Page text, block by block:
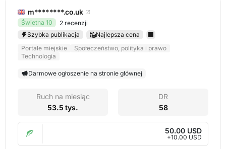
m********.co.uk
Świetna 10
2 recenzji
Szybka publikacja
Najlepsza cena
Portale miejskie
Społeczeństwo, polityka i prawo
Technologia
Darmowe ogłoszenie na stronie głównej
Ruch na miesiąc
53.5 tys.
DR
58
50.00 USD
+10.00 USD